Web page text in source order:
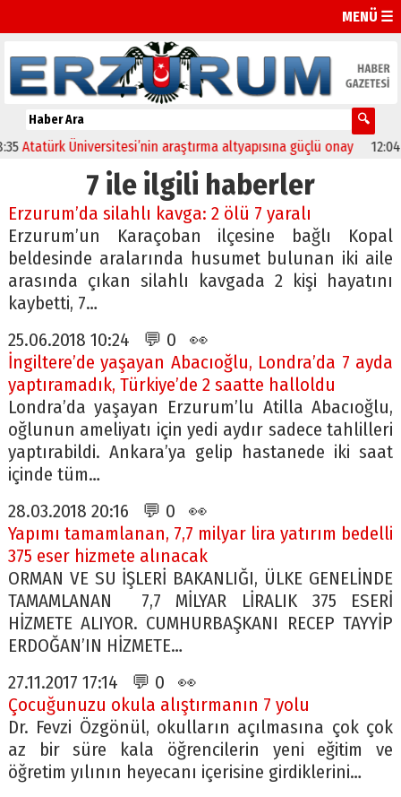
MENÜ ☰
Üniversitesi’nin araştırma altyapısına güçlü onay 12:04
7 ile ilgili haberler
Erzurum’da silahlı kavga: 2 ölü 7 yaralı
Erzurum’un Karaçoban ilçesine bağlı Kopal
beldesinde aralarında husumet bulunan iki aile
arasında çıkan silahlı kavgada 2 kişi hayatını
kaybetti, 7…
25.06.2018 10:24 💬 0 👀
İngiltere’de yaşayan Abacıoğlu, Londra’da 7 ayda
yaptıramadık, Türkiye’de 2 saatte halloldu
Londra’da yaşayan Erzurum’lu Atilla Abacıoğlu,
oğlunun ameliyatı için yedi aydır sadece tahlilleri
yaptırabildi. Ankara’ya gelip hastanede iki saat
içinde tüm…
28.03.2018 20:16 💬 0 👀
Yapımı tamamlanan, 7,7 milyar lira yatırım bedelli
375 eser hizmete alınacak
ORMAN VE SU İŞLERİ BAKANLIĞI, ÜLKE GENELİNDE
TAMAMLANAN 7,7 MİLYAR LİRALIK 375 ESERİ
HİZMETE ALIYOR. CUMHURBAŞKANI RECEP TAYYİP
ERDOĞAN’IN HİZMETE…
27.11.2017 17:14 💬 0 👀
Çocuğunuzu okula alıştırmanın 7 yolu
Dr. Fevzi Özgönül, okulların açılmasına çok çok
az bir süre kala öğrencilerin yeni eğitim ve
öğretim yılının heyecanı içerisine girdiklerini…